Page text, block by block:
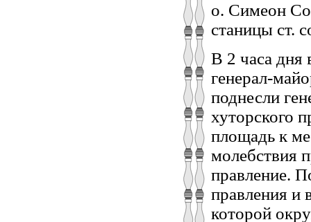
о. Симеон
станицы ст.
В 2 часа дня
генерал-
поднесли
хуторского
площадь к
молебствия
правление.
правления и
которой